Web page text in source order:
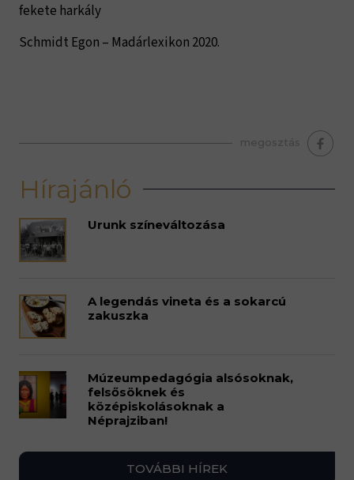
fekete harkály
Schmidt Egon – Madárlexikon 2020.
megosztás
Hírajánló
Urunk színeváltozása
A legendás vineta és a sokarcú
zakuszka
Múzeumpedagógia alsósoknak,
felsősöknek és
középiskolásoknak a
Néprajziban!
TOVÁBBI HÍREK